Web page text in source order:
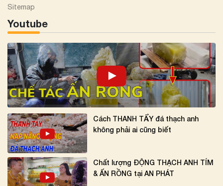
Sitemap
Youtube
Cách THANH TẨY đá thạch anh
không phải ai cũng biết
Chất lượng ĐỘNG THẠCH ANH TÍM
& ẤN RỒNG tại AN PHÁT